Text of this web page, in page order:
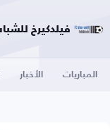
فيلدكيرخ للشباب (
المباريات الأخبار